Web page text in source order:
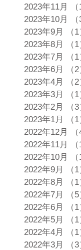
2023年11月
2023年10月
2023年9月
（1
2023年8月
（1
2023年7月
（1
2023年6月
（2
2023年4月
（2
2023年3月
（1
2023年2月
（3
2023年1月
（1
2022年12月
2022年11月
2022年10月
2022年9月
（1
2022年8月
（1
2022年7月
（5
2022年6月
（1
2022年5月
（1
2022年4月
（1
2022年3月
（3